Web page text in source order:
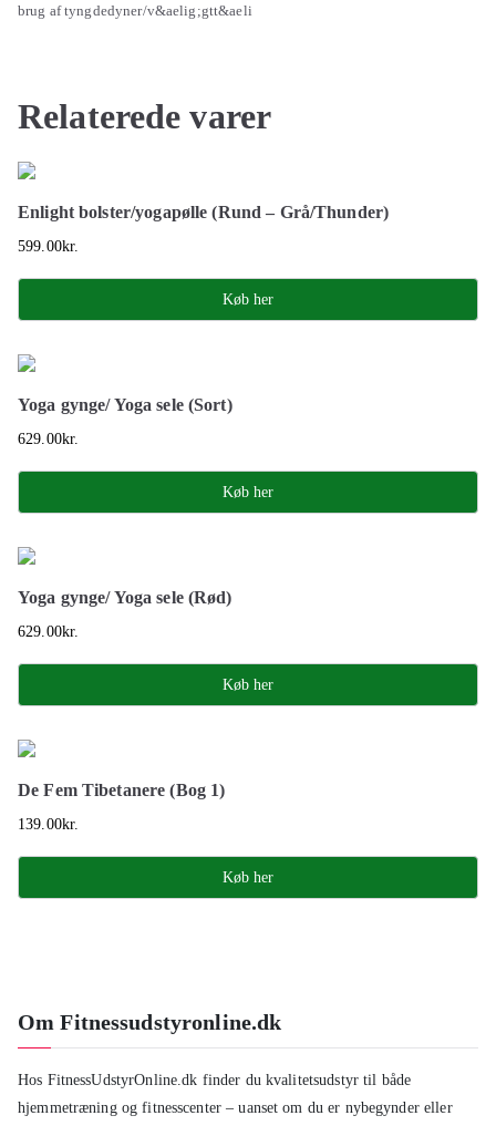
brug af tyngdedyner/v&aelig;gtt&aeli
Relaterede varer
Enlight bolster/yogapølle (Rund – Grå/Thunder)
599.00kr.
Køb her
Yoga gynge/ Yoga sele (Sort)
629.00kr.
Køb her
Yoga gynge/ Yoga sele (Rød)
629.00kr.
Køb her
De Fem Tibetanere (Bog 1)
139.00kr.
Køb her
Om Fitnessudstyronline.dk
Hos FitnessUdstyrOnline.dk finder du kvalitetsudstyr til både
hjemmetræning og fitnesscenter – uanset om du er nybegynder eller